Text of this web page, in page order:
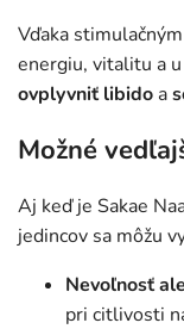
Vďaka
energiu, vitalitu a
ovplyvniť libido a
Možné
Aj keď je Sakae
jedincov sa môžu
Nevoľnosť
pri citlivosti